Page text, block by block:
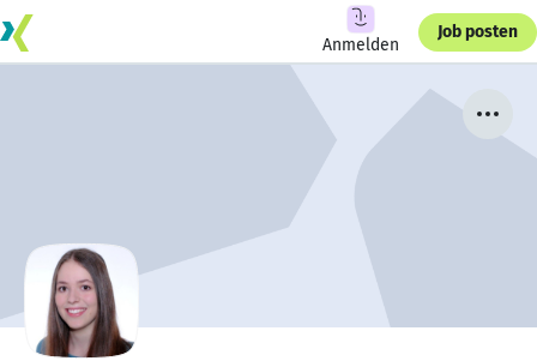
Anmelden
Job posten